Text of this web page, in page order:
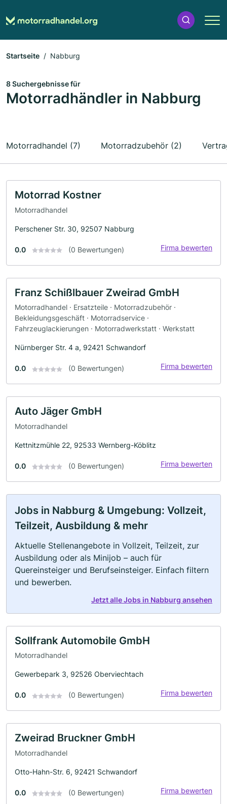
Startseite Nabburg
8 Suchergebnisse für
Motorradhändler in Nabburg
Motorradhandel (7) Motorradzubehör (2)
Motorrad Kostner
Motorradhandel
Perschener Str. 30, 92507 Nabburg
0.0 (0 Bewertungen) Firma bewerten
Franz Schißlbauer Zweirad GmbH
Motorradhandel · Ersatzteile · Motorradzubehör ·
Bekleidungsgeschäft · Motorradservice ·
Fahrzeuglackierungen · Motorradwerkstatt · Werkstatt
Nürnberger Str. 4 a, 92421 Schwandorf
0.0 (0 Bewertungen) Firma bewerten
Auto Jäger GmbH
Motorradhandel
Kettnitzmühle 22, 92533 Wernberg-Köblitz
0.0 (0 Bewertungen) Firma bewerten
Jobs in Nabburg & Umgebung: Vollzeit,
Teilzeit, Ausbildung & mehr
Aktuelle Stellenangebote in Vollzeit, Teilzeit, zur
Ausbildung oder als Minijob – auch für
Quereinsteiger und Berufseinsteiger. Einfach filtern
und bewerben.
Jetzt alle Jobs in Nabburg ansehen
Sollfrank Automobile GmbH
Motorradhandel
Gewerbepark 3, 92526 Oberviechtach
0.0 (0 Bewertungen) Firma bewerten
Zweirad Bruckner GmbH
Motorradhandel
Otto-Hahn-Str. 6, 92421 Schwandorf
0.0 (0 Bewertungen) Firma bewerten